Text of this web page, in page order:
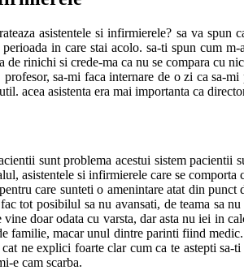
asistentele si infirmierele? sa va
in care stai acolo. sa-ti spun cum
de rinichi si crede-ma ca nu se compara cu
sa-mi faca internare de o zi ca sa-
acea asistenta era mai importanta ca
sunt problema acestui sistem pacientii
asistentele si infirmierele care se
care sunteti o amenintare atat din
tot posibilul sa nu avansati, de teama sa
doar odata cu varsta, dar asta nu iei in
familie, macar unul dintre parinti fiind
cat ne explici foarte clar cum ca te astepti
e cam scarba.